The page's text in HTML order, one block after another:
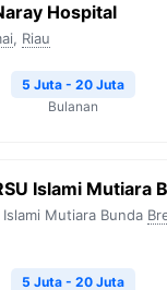
Hospital
, Riau
5 Juta - 20 Juta
Bulanan
Islami Mutiara
Mutiara Bunda
5 Juta - 20 Juta